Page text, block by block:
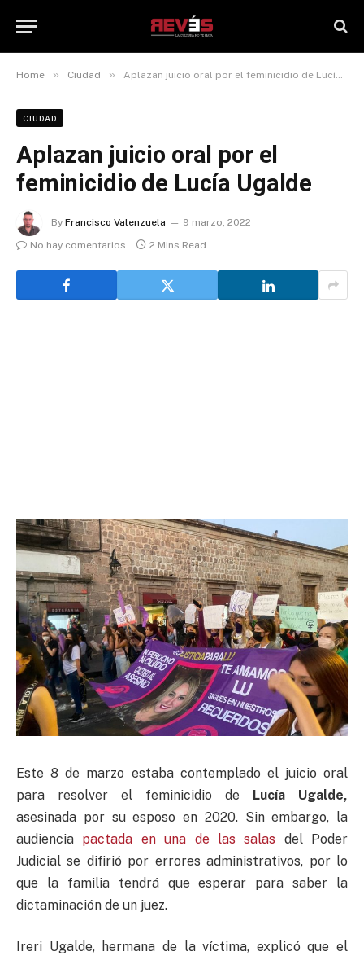
Home » Ciudad » Aplazan juicio oral por el feminicidio de Lucía Ugalde
CIUDAD
Aplazan juicio oral por el
feminicidio de Lucía Ugalde
By Francisco Valenzuela
9 marzo, 2022
No hay comentarios
2 Mins Read
Este 8 de marzo estaba contemplado el juicio oral
para resolver el feminicidio de Lucía Ugalde,
asesinada por su esposo en 2020. Sin embargo, la
audiencia pactada en una de las salas del Poder
Judicial se difirió por errores administrativos, por lo
que la familia tendrá que esperar para saber la
dictaminación de un juez.
Ireri Ugalde, hermana de la víctima, explicó que el